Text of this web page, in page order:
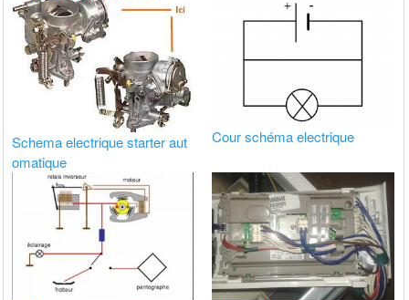
Schema electrique starter aut
omatique
Cour schéma electrique